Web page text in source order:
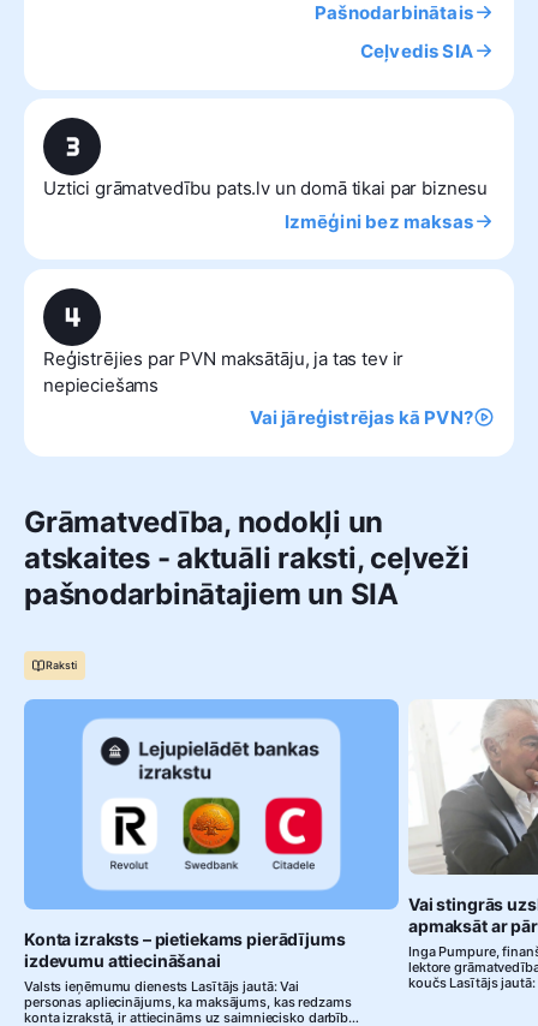
Pašnodarbinātais
Ceļvedis SIA
Uztici grāmatvedību pats.lv un domā tikai par biznesu
Izmēģini bez maksas
Reģistrējies par PVN maksātāju, ja tas tev ir
nepieciešams
Vai jāreģistrējas kā PVN?
Grāmatvedība, nodokļi un
atskaites - aktuāli raksti, ceļveži
pašnodarbinātajiem un SIA
Raksti
Konta izraksts – pietiekams pierādījums
izdevumu attiecināšanai
Valsts ieņēmumu dienests Lasītājs jautā: Vai
personas apliecinājums, ka maksājums, kas redzams
konta izrakstā, ir attiecināms uz saimniecisko darbību,
Vai stingrās
apmaksāt ar
Inga Pumpure,
lektore
koučs Lasītājs